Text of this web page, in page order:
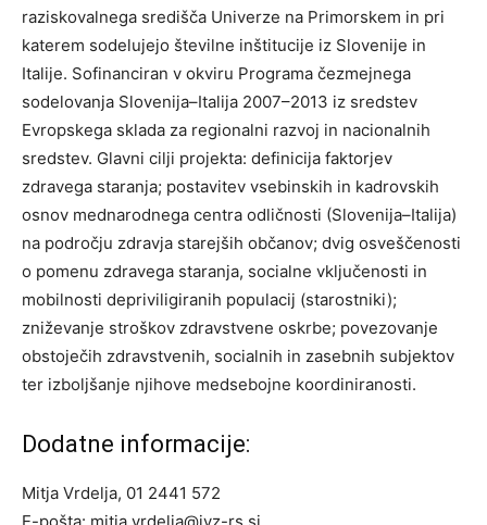
raziskovalnega središča Univerze na Primorskem in pri
katerem sodelujejo številne inštitucije iz Slovenije in
Italije. Sofinanciran v okviru Programa čezmejnega
sodelovanja Slovenija–Italija 2007–2013 iz sredstev
Evropskega sklada za regionalni razvoj in nacionalnih
sredstev. Glavni cilji projekta: definicija faktorjev
zdravega staranja; postavitev vsebinskih in kadrovskih
osnov mednarodnega centra odličnosti (Slovenija–Italija)
na področju zdravja starejših občanov; dvig osveščenosti
o pomenu zdravega staranja, socialne vključenosti in
mobilnosti depriviligiranih populacij (starostniki);
zniževanje stroškov zdravstvene oskrbe; povezovanje
obstoječih zdravstvenih, socialnih in zasebnih subjektov
ter izboljšanje njihove medsebojne koordiniranosti.
Dodatne informacije:
Mitja Vrdelja, 01 2441 572